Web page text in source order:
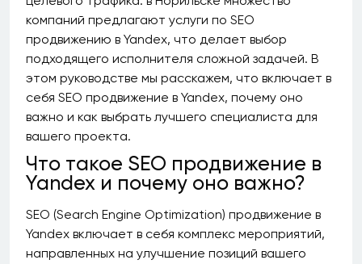
компаний предлагают услуги по SEO
продвижению в Yandex, что делает выбор
подходящего исполнителя сложной задачей. В
этом руководстве мы расскажем, что включает в
себя SEO продвижение в Yandex, почему оно
важно и как выбрать лучшего специалиста для
вашего проекта.
Что такое SEO продвижение в
Yandex и почему оно важно?
SEO (Search Engine Optimization) продвижение в
Yandex включает в себя комплекс мероприятий,
направленных на улучшение позиций вашего